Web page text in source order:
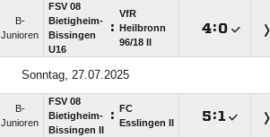
B-
Junioren
FSV 08
Bietigheim-
Bissingen
U16
:
VfR
Heilbronn
96/​18 II
:
Sonntag, 27.07.2025
B-
Junioren
FSV 08
Bietigheim-
Bissingen II
:
FC
Esslingen II
: